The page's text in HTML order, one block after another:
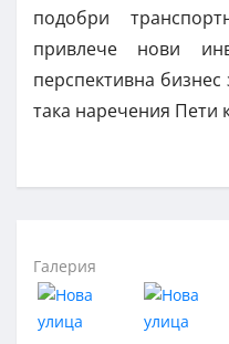
подобри
привлече нови
перспективна бизнес
така наречения Пети
Галерия